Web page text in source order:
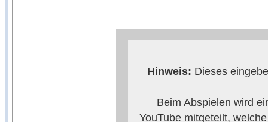
Hinweis: Dieses
Beim Abspielen wird
YouTube mitgeteilt,